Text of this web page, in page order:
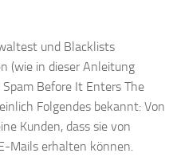
und Blacklists
(wie in dieser Anleitung
Before It Enters The
Folgendes bekannt: Von
Kunden, dass sie von
Mails erhalten können.